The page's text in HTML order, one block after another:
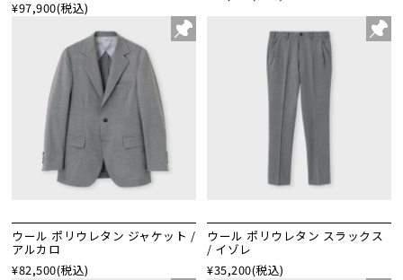
¥97,900(税込)
ウール ポリウレタン ジャケット /
アルカロ
¥82,500(税込)
ウール ポリウレタン スラックス
/ イゾレ
¥35,200(税込)